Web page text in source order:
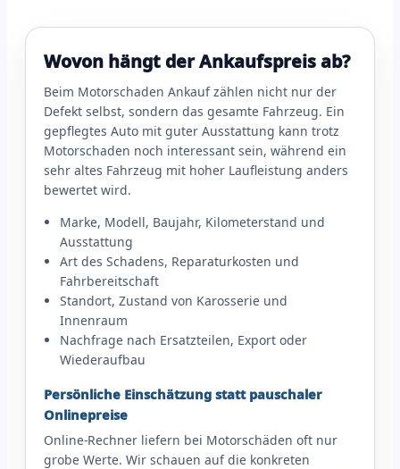
Wovon hängt der Ankaufspreis ab?
Beim Motorschaden Ankauf zählen nicht nur der
Defekt selbst, sondern das gesamte Fahrzeug. Ein
gepflegtes Auto mit guter Ausstattung kann trotz
Motorschaden noch interessant sein, während ein
sehr altes Fahrzeug mit hoher Laufleistung anders
bewertet wird.
Marke, Modell, Baujahr, Kilometerstand und
Ausstattung
Art des Schadens, Reparaturkosten und
Fahrbereitschaft
Standort, Zustand von Karosserie und
Innenraum
Nachfrage nach Ersatzteilen, Export oder
Wiederaufbau
Persönliche Einschätzung statt pauschaler
Onlinepreise
Online-Rechner liefern bei Motorschäden oft nur
grobe Werte. Wir schauen auf die konkreten